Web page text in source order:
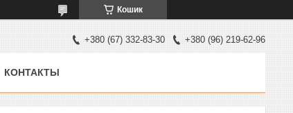
Кошик
+380 (67) 332-83-30 +380 (96) 219-62-96
КОНТАКТЫ